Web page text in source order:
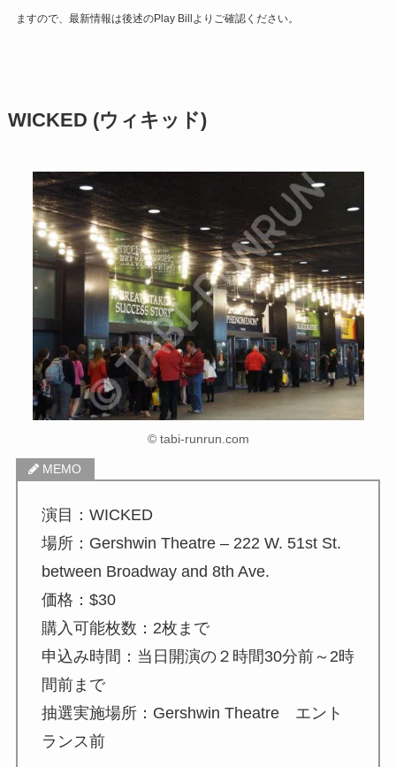
ますので、最新情報は後述のPlay Billよりご確認ください。
WICKED (ウィキッド)
© tabi-runrun.com
演目：WICKED
場所：Gershwin Theatre – 222 W. 51st St.
between Broadway and 8th Ave.
価格：$30
購入可能枚数：2枚まで
申込み時間：当日開演の２時間30分前～2時
間前まで
抽選実施場所：Gershwin Theatre エント
ランス前